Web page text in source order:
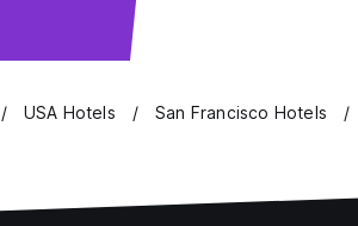
USA Hotels San Francisco Hotels